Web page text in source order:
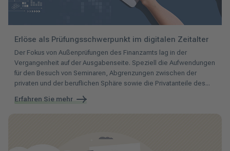
Erlöse als Prüfungsschwerpunkt im digitalen Zeitalter
Der Fokus von Außenprüfungen des Finanzamts lag in der
Vergangenheit auf der Ausgabenseite. Speziell die Aufwendungen
für den Besuch von Seminaren, Abgrenzungen zwischen der
privaten und der beruflichen Sphäre sowie die Privatanteile des...
Erfahren Sie mehr